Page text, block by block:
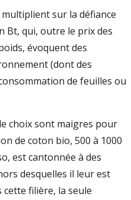
sur la défiance
Bt, qui, outre le prix des
évoquent des
(dont des
de feuilles ou
choix sont maigres pour
de coton bio, 500 à 1000
est cantonnée à des
desquelles il leur est
cette filière, la seule